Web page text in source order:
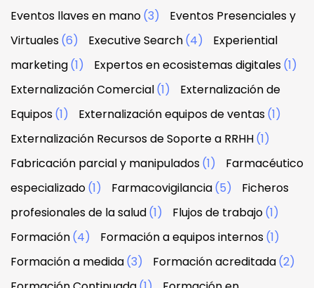
Eventos llaves en mano(3)
Eventos Presenciales y
Virtuales(6) Executive Search(4)
Experiential
marketing(1) Expertos en ecosistemas digitales(1)
Externalización Comercial(1)
Externalización de
Equipos(1) Externalización equipos de ventas(1)
Externalización Recursos de Soporte a RRHH(1)
Fabricación parcial y manipulados(1)
Farmacéutico
especializado(1) Farmacovigilancia(5)
Ficheros
profesionales de la salud(1) Flujos de trabajo(1)
Formación(4) Formación a equipos internos(1)
Formación a medida(3) Formación acreditada(2)